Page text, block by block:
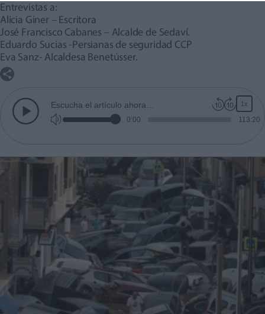
Entrevistas a:
Alicia Giner – Escritora
José Francisco Cabanes – Alcalde de Sedaví.
Eduardo Sucias -Persianas de seguridad CCP
Eva Sanz- Alcaldesa Benetússer.
Escucha el artículo ahora… 1x
0:00 113:20